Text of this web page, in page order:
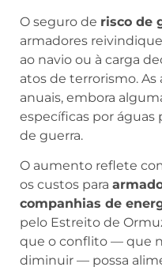
O seguro de risco de
armadores
ao navio ou à carga
atos de terrorismo.
anuais, embora
específicas por águas
de guerra.
O aumento reflete
os custos para
companhias de
pelo Estreito de
que o conflito — que
diminuir — possa